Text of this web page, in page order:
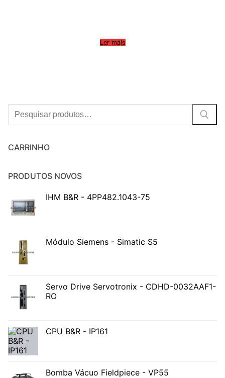
Ler mais
Procurar:
CARRINHO
PRODUTOS NOVOS
IHM B&R - 4PP482.1043-75
Módulo Siemens - Simatic S5
Servo Drive Servotronix - CDHD-0032AAF1-
RO
CPU B&R - IP161
Bomba Vácuo Fieldpiece - VP55